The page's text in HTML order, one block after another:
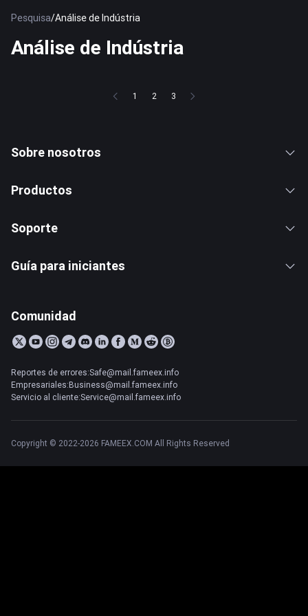
Pesquisa/Análise de Indústria
Análise de Indústria
1 2 3
Sobre nosotros
Productos
Soporte
Guía para iniciantes
Comunidad
Reportes de errores:Safe@mail.fameex.info
Empresariales:Business@mail.fameex.info
Servicio al cliente:Service@mail.fameex.info
Copyright © 2022-2026 FAMEEX.COM All Rights Reserved